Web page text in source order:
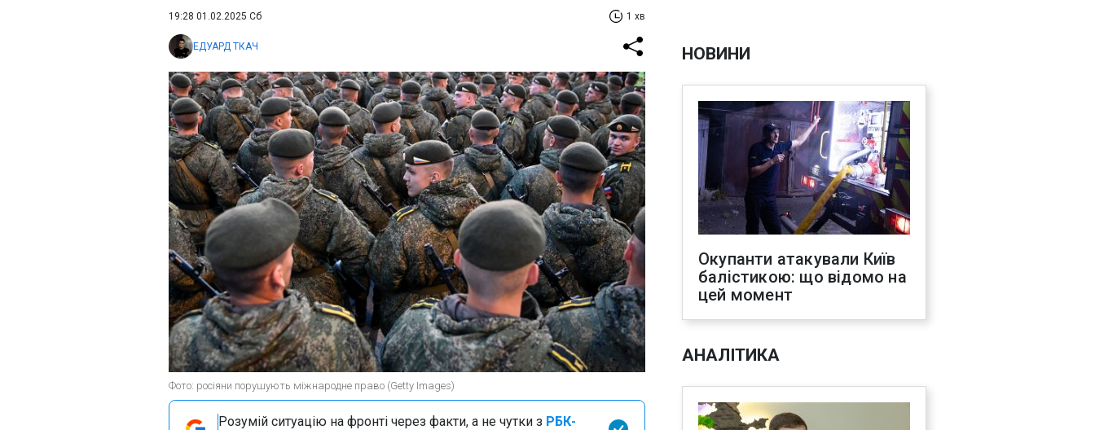
19:28 01.02.2025 Сб 1 хв
ЕДУАРД ТКАЧ
Фото: росіяни порушують міжнародне право (Getty Images)
Розумій ситуацію на фронті через факти, а не чутки з РБК-
НОВИНИ
Окупанти атакували Київ
балістикою: що відомо на
цей момент
АНАЛІТИКА